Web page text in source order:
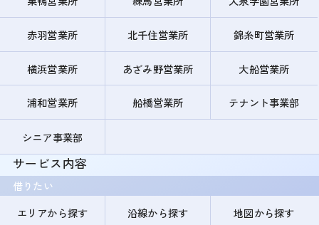
赤羽営業所 北千住営業所 錦糸町営業所
横浜営業所 あざみ野営業所 大船営業所
浦和営業所 船橋営業所 テナント事業部
シニア事業部
サービス内容
借りたい
エリアから探す
沿線から探す 地図から探す